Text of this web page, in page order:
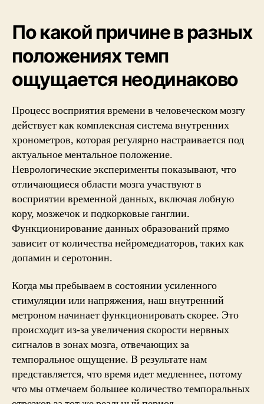
По какой причине в разных
положениях темп
ощущается неодинаково
Процесс восприятия времени в человеческом мозгу
действует как комплексная система внутренних
хронометров, которая регулярно настраивается под
актуальное ментальное положение.
Неврологические эксперименты показывают, что
отличающиеся области мозга участвуют в
восприятии временной данных, включая лобную
кору, мозжечок и подкорковые ганглии.
Функционирование данных образований прямо
зависит от количества нейромедиаторов, таких как
допамин и серотонин.
Когда мы пребываем в состоянии усиленного
стимуляции или напряжения, наш внутренний
метроном начинает функционировать скорее. Это
происходит из-за увеличения скорости нервных
сигналов в зонах мозга, отвечающих за
темпоральное ощущение. В результате нам
представляется, что время идет медленнее, потому
что мы отмечаем большее количество темпоральных